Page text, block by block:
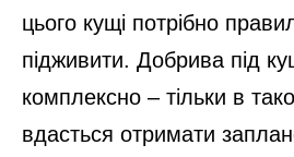
цього кущі потрібно
підживити. Добрива під
комплексно – тільки в
вдасться отримати